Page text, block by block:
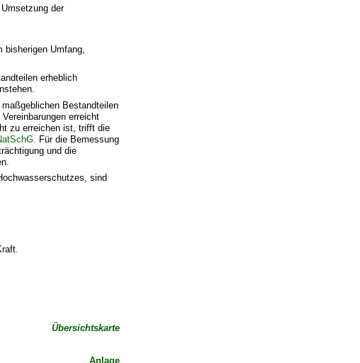
der
bisherigen Umfang,
erheblich
Bestandteilen
erreicht
zu erreichen ist, trifft die
. Für die Bemessung
und die
sind
Übersichtskarte
Anlage